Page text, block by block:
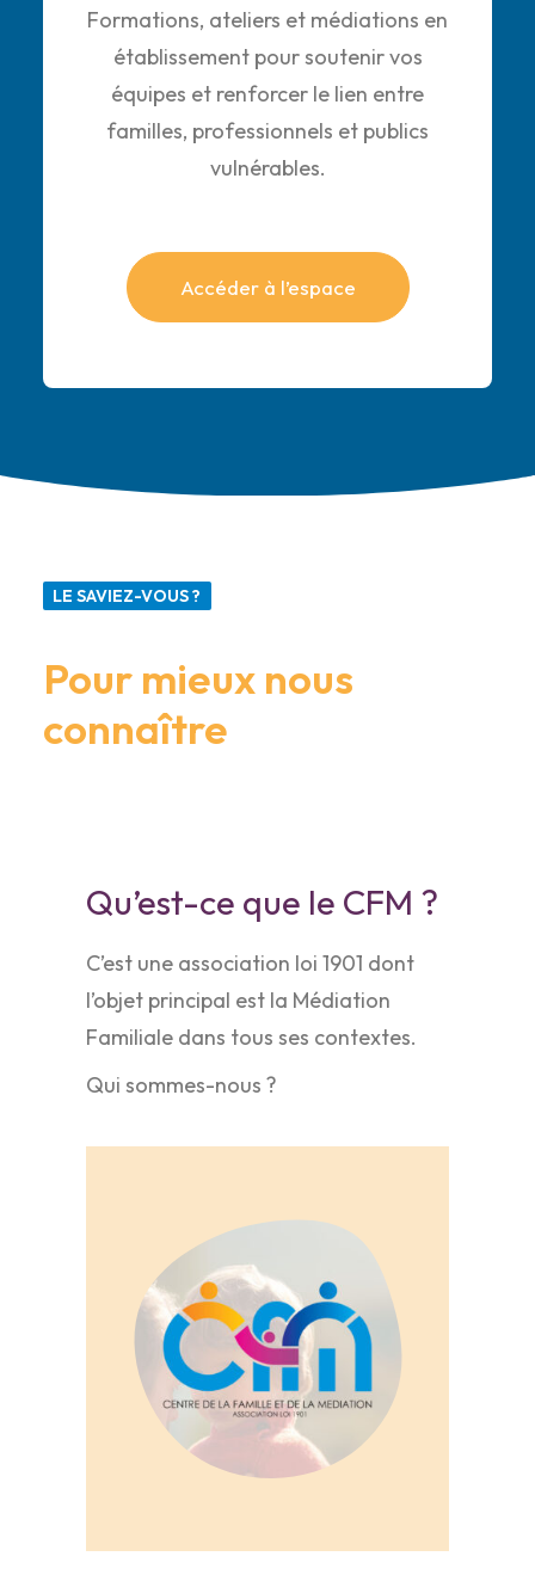
Formations, ateliers et médiations en
établissement pour soutenir vos
équipes et renforcer le lien entre
familles, professionnels et publics
vulnérables.
Accéder à l’espace
LE SAVIEZ-VOUS ?
Pour mieux nous
connaître
Qu’est-ce que le CFM ?
C’est une association loi 1901 dont
l’objet principal est la Médiation
Familiale dans tous ses contextes.
Qui sommes-nous ?